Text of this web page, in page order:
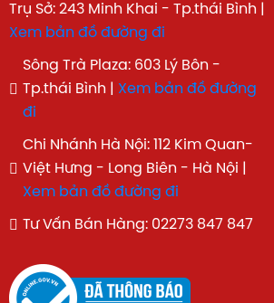
Trụ Sở: 243 Minh Khai - Tp.thái Bình |
Xem bản đồ đường đi
Sông Trà Plaza: 603 Lý Bôn -
Tp.thái Bình | Xem bản đồ đường
đi
Chi Nhánh Hà Nội: 112 Kim Quan-
Việt Hưng - Long Biên - Hà Nội |
Xem bản đồ đường đi
Tư Vấn Bán Hàng: 02273 847 847